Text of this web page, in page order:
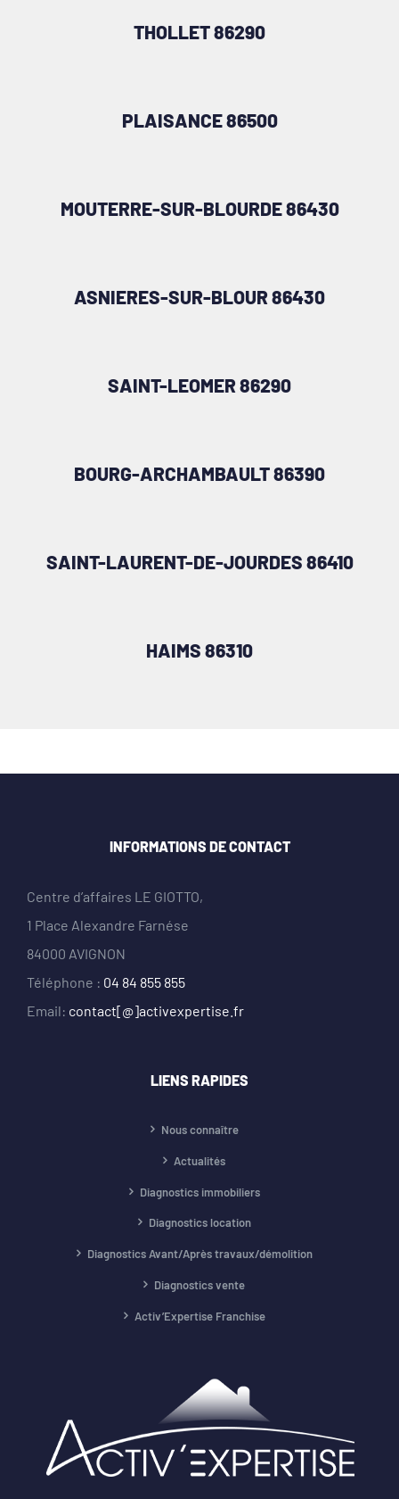
THOLLET 86290
PLAISANCE 86500
MOUTERRE-SUR-BLOURDE 86430
ASNIERES-SUR-BLOUR 86430
SAINT-LEOMER 86290
BOURG-ARCHAMBAULT 86390
SAINT-LAURENT-DE-JOURDES 86410
HAIMS 86310
INFORMATIONS DE CONTACT
Centre d’affaires LE GIOTTO,
1 Place Alexandre Farnése
84000 AVIGNON
Téléphone : 04 84 855 855
Email: contact[@]activexpertise.fr
LIENS RAPIDES
Nous connaître
Actualités
Diagnostics immobiliers
Diagnostics location
Diagnostics Avant/Après travaux/démolition
Diagnostics vente
Activ’Expertise Franchise